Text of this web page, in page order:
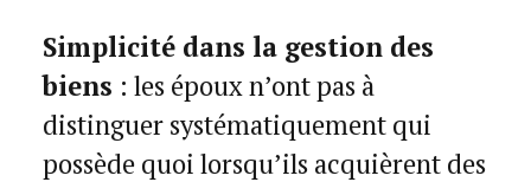
Simplicité dans la gestion des
biens : les époux n’ont pas à
distinguer systématiquement qui
possède quoi lorsqu’ils acquièrent des